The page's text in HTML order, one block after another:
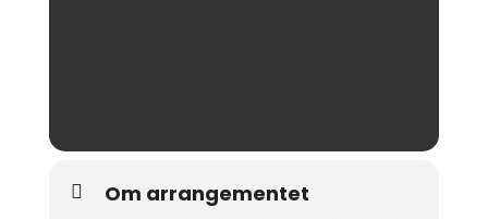
Om arrangementet